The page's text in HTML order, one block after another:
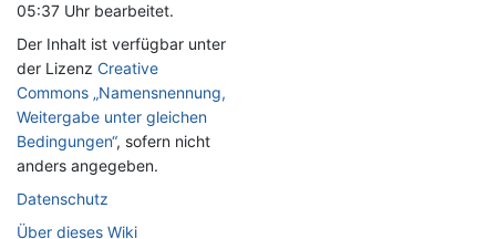
05:37 Uhr bearbeitet.
Der Inhalt ist verfügbar unter
der Lizenz Creative
Commons „Namensnennung,
Weitergabe unter gleichen
Bedingungen“, sofern nicht
anders angegeben.
Datenschutz
Über dieses Wiki